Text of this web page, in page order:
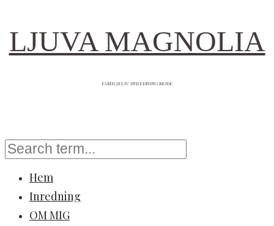
LJUVA MAGNOLIA
FAMILJELIV INREDNING MODE
Hem
Inredning
OM MIG